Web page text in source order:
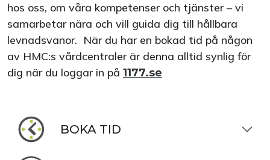
hos oss, om våra kompetenser och tjänster – vi
samarbetar nära och vill guida dig till hållbara
levnadsvanor. När du har en bokad tid på någon
av HMC:s vårdcentraler är denna alltid synlig för
dig när du loggar in på 1177.se
BOKA TID